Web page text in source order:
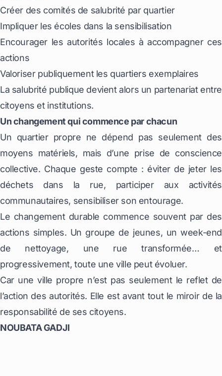
Créer des comités de salubrité par quartier
Impliquer les écoles dans la sensibilisation
Encourager les autorités locales à accompagner ces
actions
Valoriser publiquement les quartiers exemplaires
La salubrité publique devient alors un partenariat entre
citoyens et institutions.
Un changement qui commence par chacun
Un quartier propre ne dépend pas seulement des
moyens matériels, mais d’une prise de conscience
collective. Chaque geste compte : éviter de jeter les
déchets dans la rue, participer aux activités
communautaires, sensibiliser son entourage.
Le changement durable commence souvent par des
actions simples. Un groupe de jeunes, un week-end
de nettoyage, une rue transformée… et
progressivement, toute une ville peut évoluer.
Car une ville propre n’est pas seulement le reflet de
l’action des autorités. Elle est avant tout le miroir de la
responsabilité de ses citoyens.
NOUBATA GADJI